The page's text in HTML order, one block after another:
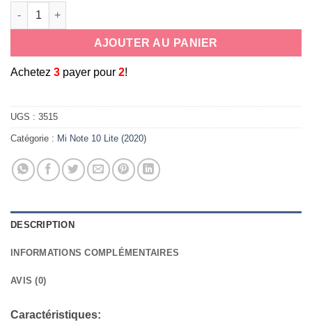
quantité de coque souple universelle antichoc en silicone
AJOUTER AU PANIER
Achetez 3 payer pour 2!
UGS : 3515
Catégorie : Mi Note 10 Lite (2020)
DESCRIPTION
INFORMATIONS COMPLÉMENTAIRES
AVIS (0)
Caractéristiques: